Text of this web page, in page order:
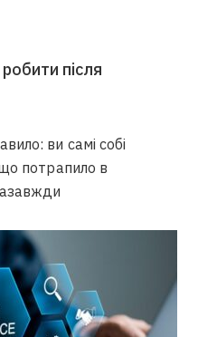
після
ви самі собі
потрапило в